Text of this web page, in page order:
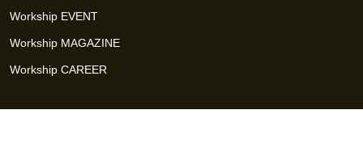
Workship EVENT
Workship MAGAZINE
Workship CAREER